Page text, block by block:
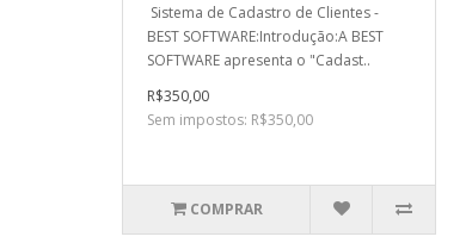
Sistema de Cadastro de Clientes -
BEST SOFTWARE:Introdução:A BEST
SOFTWARE apresenta o "Cadast..
R$350,00
Sem impostos: R$350,00
COMPRAR